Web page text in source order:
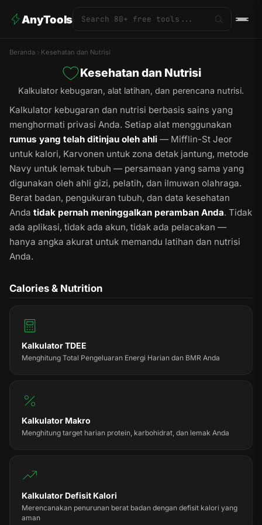
AnyTools
Beranda Kesehatan dan Nutrisi
Kesehatan dan Nutrisi
Kalkulator kebugaran, alat latihan, dan perencana nutrisi.
Kalkulator kebugaran dan nutrisi berbasis sains yang
menghormati privasi Anda. Setiap alat menggunakan
rumus yang telah ditinjau oleh ahli — Mifflin-St Jeor
untuk kalori, Karvonen untuk zona detak jantung, metode
Navy untuk lemak tubuh — persamaan yang sama yang
digunakan oleh ahli gizi, pelatih, dan ilmuwan olahraga.
Berat badan, pengukuran tubuh, dan data kesehatan
Anda tidak pernah meninggalkan peramban Anda. Tidak
ada aplikasi, tidak ada akun, tidak ada pelacakan —
hanya angka akurat untuk memandu latihan dan nutrisi
Anda.
Calories & Nutrition
Kalkulator TDEE
Menghitung Total Pengeluaran Energi Harian dan BMR Anda
Kalkulator Makro
Menghitung target harian protein, karbohidrat, dan lemak Anda
Kalkulator Defisit Kalori
Merencanakan penurunan berat badan dengan defisit kalori yang
aman